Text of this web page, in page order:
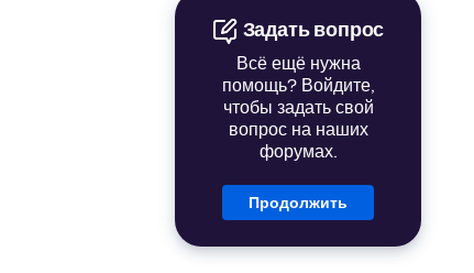
Задать вопрос
Всё ещё нужна
помощь? Войдите,
чтобы задать свой
вопрос на наших
форумах.
Продолжить